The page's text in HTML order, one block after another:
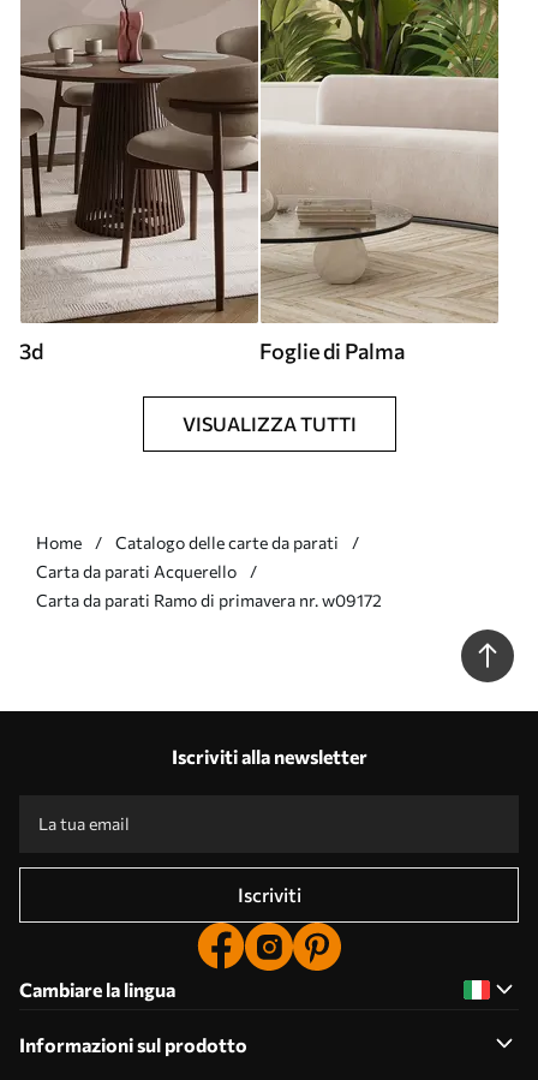
3d Foglie di Palma
VISUALIZZA TUTTI
Home
Catalogo delle carte da parati
Carta da parati Acquerello
Carta da parati Ramo di primavera nr. w09172
Iscriviti alla newsletter
Iscriviti
Cambiare la lingua
Informazioni sul prodotto